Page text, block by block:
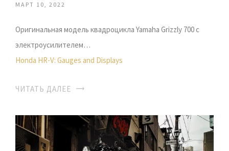
МАРТ 10, 2022
Оригинальная модель квадроцикла Yamaha Grizzly 700 с
электроусилителем…
Honda HR-V: Gauges and Displays
ЧИТАТЬ ДАЛЕЕ